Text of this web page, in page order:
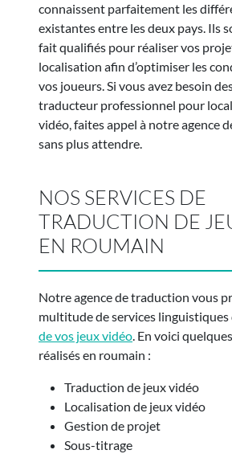
connaissent parfaitement les
existantes entre les deux pays. Ils
fait qualifiés pour réaliser vos
localisation afin d’optimiser les
vos joueurs. Si vous avez besoin
traducteur professionnel pour
vidéo, faites appel à notre agence
sans plus attendre.
NOS SERVICES DE
TRADUCTION DE
EN ROUMAIN
Notre agence de traduction vous
multitude de services linguistiques
de vos jeux vidéo. En voici
réalisés en roumain :
Traduction de jeux vidéo
Localisation de jeux vidéo
Gestion de projet
Sous-titrage